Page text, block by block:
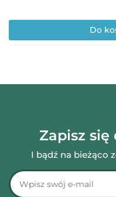
Do
Zapisz
I bądź na bieżąco